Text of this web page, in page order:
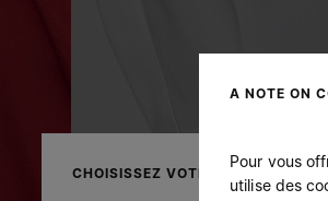
CHOISISSEZ VOTRE LOCALISATION
A NOTE ON
Pour vous
utilise des